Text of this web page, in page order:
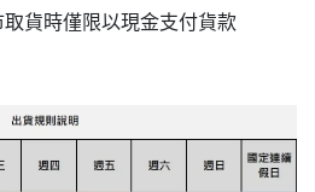
貨時僅限以現金支付貨款